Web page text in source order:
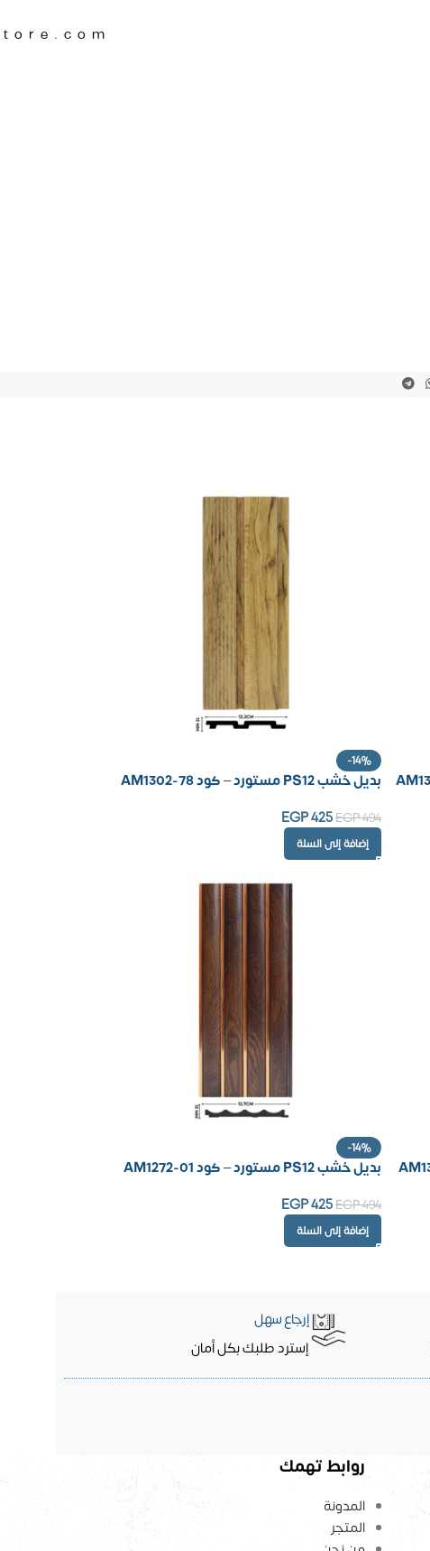
-14%
بديل خشب PS12 مستورد – كود AM1302-78
EGP494
EGP425
إضافة إلى السلة
-14%
بديل خشب PS12 مستورد – كود AM1272-01
EGP494
EGP425
إضافة إلى السلة
إرجاع سهل
إسترد طلبك بكل أمان
روابط تهمك
المدونة
المتجر